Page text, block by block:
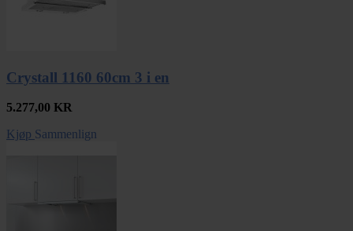
Crystall 1160 60cm 3 i en
5.277,00 KR
Kjøp Sammenlign